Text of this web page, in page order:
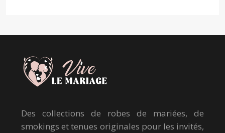
Des collections de robes de mariées, de
smokings et tenues originales pour les invités,